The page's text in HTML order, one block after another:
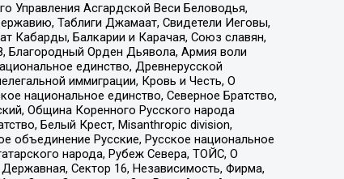
Управления Асгардской Веси Беловодья,
Таблиги Джамаат, Свидетели Иеговы,
Кабарды, Балкарии и Карачая, Союз славян,
Благородный Орден Дьявола, Армия воли
единство, Древнерусской
иммиграции, Кровь и Честь, О
национальное единство, Северное Братство,
Община Коренного Русского народа
Белый Крест, Misanthropic division,
объединение Русские, Русское национальное
народа, Рубеж Севера, ТОЙС, О
Сектор 16, Независимость, Фирма,